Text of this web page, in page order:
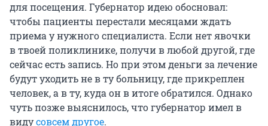
для посещения. Губернатор идею обосновал:
чтобы пациенты перестали месяцами ждать
приема у нужного специалиста. Если нет явочки
в твоей поликлинике, получи в любой другой, где
сейчас есть запись. Но при этом деньги за лечение
будут уходить не в ту больницу, где прикреплен
человек, а в ту, куда он в итоге обратился. Однако
чуть позже выяснилось, что губернатор имел в
видусовсем другое.